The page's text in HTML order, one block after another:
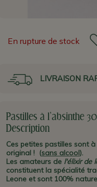
En rupture de stock
LIVRAISON
Pastilles à l'absinthe
Description
Ces petites pastilles sont
original ! (sans alcool).
Les amateurs de l'élixir de
constituent la spécialité
Leone et sont 100%